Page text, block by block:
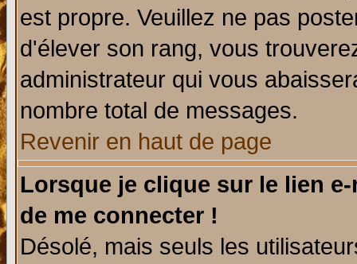
est propre. Veuillez ne pas
d'élever son rang, vous
administrateur qui vous
nombre total de messages.
Revenir en haut de page
Lorsque je clique sur le lien
de me connecter !
Désolé, mais seuls les